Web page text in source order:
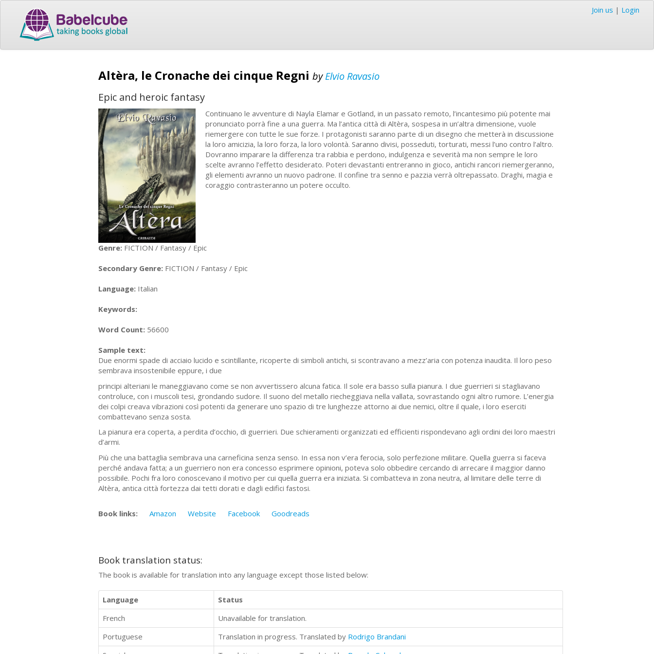
Join us | Login
Altèra, le Cronache dei cinque Regni byElvio Ravasio
Epic and heroic fantasy
Continuano le avventure di Nayla Elamar e Gotland, in un passato remoto, l’incantesimo più potente mai
pronunciato porrà fine a una guerra. Ma l’antica città di Altèra, sospesa in un’altra dimensione, vuole
riemergere con tutte le sue forze. I protagonisti saranno parte di un disegno che metterà in discussione
la loro amicizia, la loro forza, la loro volontà. Saranno divisi, posseduti, torturati, messi l’uno contro l’altro.
Dovranno imparare la differenza tra rabbia e perdono, indulgenza e severità ma non sempre le loro
scelte avranno l’effetto desiderato. Poteri devastanti entreranno in gioco, antichi rancori riemergeranno,
gli elementi avranno un nuovo padrone. Il confine tra senno e pazzia verrà oltrepassato. Draghi, magia e
coraggio contrasteranno un potere occulto.
Genre: FICTION / Fantasy / Epic
Secondary Genre: FICTION / Fantasy / Epic
Language: Italian
Keywords:
Word Count: 56600
Sample text:
Due enormi spade di acciaio lucido e scintillante, ricoperte di simboli antichi, si scontravano a mezz’aria con potenza inaudita. Il loro peso
sembrava insostenibile eppure, i due
principi alteriani le maneggiavano come se non avvertissero alcuna fatica. Il sole era basso sulla pianura. I due guerrieri si stagliavano
controluce, con i muscoli tesi, grondando sudore. Il suono del metallo riecheggiava nella vallata, sovrastando ogni altro rumore. L’energia
dei colpi creava vibrazioni così potenti da generare uno spazio di tre lunghezze attorno ai due nemici, oltre il quale, i loro eserciti
combattevano senza sosta.
La pianura era coperta, a perdita d’occhio, di guerrieri. Due schieramenti organizzati ed efficienti rispondevano agli ordini dei loro maestri
d’armi.
Più che una battaglia sembrava una carneficina senza senso. In essa non v’era ferocia, solo perfezione militare. Quella guerra si faceva
perché andava fatta; a un guerriero non era concesso esprimere opinioni, poteva solo obbedire cercando di arrecare il maggior danno
possibile. Pochi fra loro conoscevano il motivo per cui quella guerra era iniziata. Si combatteva in zona neutra, al limitare delle terre di
Altèra, antica città fortezza dai tetti dorati e dagli edifici fastosi.
Book links: Amazon Website Facebook Goodreads
Book translation status:
The book is available for translation into any language except those listed below:
Language
Status
French
Unavailable for translation.
Portuguese
Translation in progress. Translated by Rodrigo Brandani